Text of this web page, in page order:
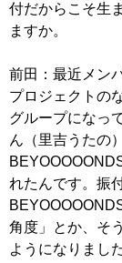
付だからこそ生
ますか。
前田：最近メン
プロジェクトの
グループになっ
ん（里吉うたの
れたんです。振
角度」とか、そ
ようになりまし